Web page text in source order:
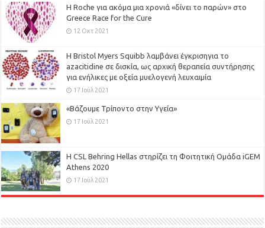
H Roche για ακόμα μια χρονιά «δίνει το παρών» στο
Greece Race for the Cure
12 Οκτ 2021
Η Bristol Myers Squibb λαμβάνει έγκρισηγια το
azacitidine σε δισκία, ως αρχική θεραπεία συντήρησης
για ενήλικες με οξεία μυελογενή λευχαιμία
17 Ιούλ 2021
«Βάζουμε Τρίποντο στην Υγεία»
17 Ιούλ 2021
H CSL Behring Hellas στηρίζει τη Φοιτητική Ομάδα iGEM
Athens 2020
17 Ιούλ 2021